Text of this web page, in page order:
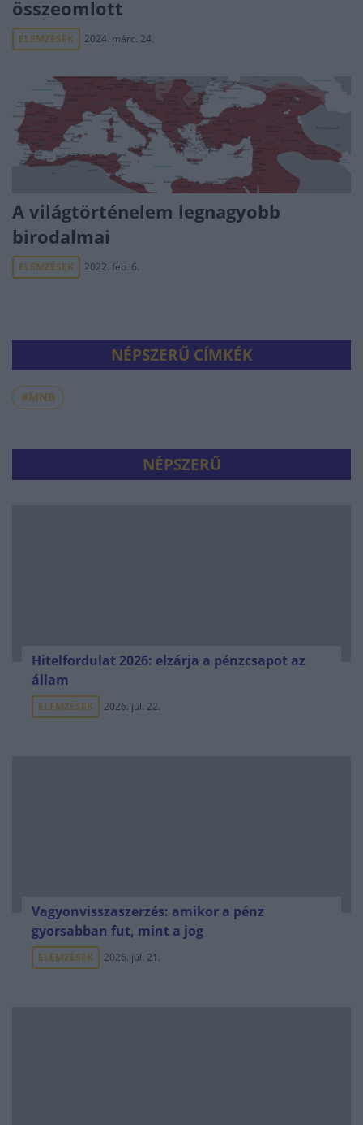
összeomlott
ELEMZÉSEK 2024. márc. 24.
A világtörténelem legnagyobb
birodalmai
ELEMZÉSEK 2022. feb. 6.
NÉPSZERŰ CÍMKÉK
#MNB
NÉPSZERŰ
Hitelfordulat 2026: elzárja a pénzcsapot az
állam
ELEMZÉSEK 2026. júl. 22.
Vagyonvisszaszerzés: amikor a pénz
gyorsabban fut, mint a jog
ELEMZÉSEK 2026. júl. 21.